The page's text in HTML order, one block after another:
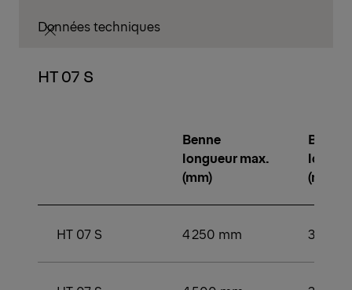
Données techniques
HT 07 S
Benne
longueur max.
(mm)
Benne
(mm)
HT 07 S 4 250 mm 3 000